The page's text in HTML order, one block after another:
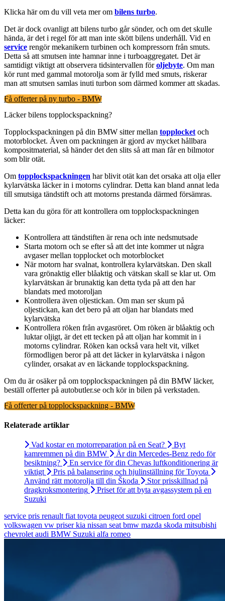
Klicka här om du vill veta mer om bilens turbo.
Det är dock ovanligt att bilens turbo går sönder, och om det skulle
hända, är det i regel för att man inte skött bilens underhåll. Vid en
service rengör mekanikern turbinen och kompressorn från smuts.
Detta så att smutsen inte hamnar inne i turboaggregatet. Det är
samtidigt viktigt att observera tidsintervallen föroljebyte. Om man
kör runt med gammal motorolja som är fylld med smuts, riskerar
man att smutsen samlas inuti turbon som därmed kommer att skadas.
Få offerter på ny turbo - BMW
Läcker bilens topplockspackning?
Topplockspackningen på din BMW sitter mellan topplocket och
motorblocket. Även om packningen är gjord av mycket hållbara
kompositmaterial, så händer det den slits så att man får en bilmotor
som blir otät.
Om topplockspackningen har blivit otät kan det orsaka att olja eller
kylarvätska läcker in i motorns cylindrar. Detta kan bland annat leda
till smutsiga tändstift och att motorns prestanda därmed försämras.
Detta kan du göra för att kontrollera om topplockspackningen
läcker:
Kontrollera att tändstiften är rena och inte nedsmutsade
Starta motorn och se efter så att det inte kommer ut några
avgaser mellan topplocket och motorblocket
När motorn har svalnat, kontrollera kylarvätskan. Den skall
vara grönaktig eller blåaktig och vätskan skall se klar ut. Om
kylarvätskan är brunaktig kan detta tyda på att den har
blandats med motoroljan
Kontrollera även oljestickan. Om man ser skum på
oljestickan, kan det bero på att oljan har blandats med
kylarvätska
Kontrollera röken från avgasröret. Om röken är blåaktig och
luktar oljigt, är det ett tecken på att oljan har kommit in i
motorns cylindrar. Röken kan också vara helt vit, vilket
förmodligen beror på att det läcker in kylarvätska i någon
cylinder, orsakat av en läckande topplockspackning.
Om du är osäker på om topplockspackningen på din BMW läcker,
beställ offerter på autobutler.se och kör in bilen på verkstaden.
Få offerter på topplockspackning - BMW
Relaterade artiklar
Vad kostar en motorreparation på en Seat?
Byt
kamremmen på din BMW
Är din Mercedes-Benz redo för
besiktning?
En service för din Chevas luftkonditionering är
viktigt
Pris på balansering och hjulinställning för Toyota
Använd rätt motorolja till din Škoda
Stor prisskillnad på
dragkroksmontering
Priset för att byta avgassystem på en
Suzuki
service pris renault fiat toyota peugeot suzuki citroen ford opel
volkswagen vw priserkia nissan seat bmw mazda skoda mitsubishi
chevrolet audi BMW Suzuki alfa romeo